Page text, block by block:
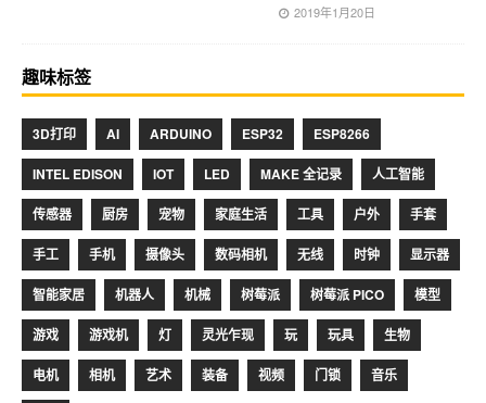
2019年1月20日
趣味标签
3D打印 AI ARDUINO ESP32 ESP8266
INTEL EDISON IOT LED MAKE 全记录 人工智能
传感器 厨房 宠物 家庭生活 工具 户外 手套
手工 手机 摄像头 数码相机 无线 时钟 显示器
智能家居 机器人 机械 树莓派 树莓派 PICO 模型
游戏 游戏机 灯 灵光乍现 玩 玩具 生物
电机 相机 艺术 装备 视频 门锁 音乐